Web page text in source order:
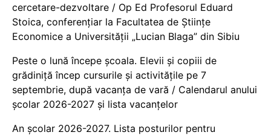
cercetare-dezvoltare / Op Ed Profesorul Eduard
Stoica, conferențiar la Facultatea de Științe
Economice a Universității „Lucian Blaga” din Sibiu
Peste o lună începe școala. Elevii și copiii de
grădiniță încep cursurile și activitățile pe 7
septembrie, după vacanța de vară / Calendarul anului
școlar 2026-2027 și lista vacanțelor
An școlar 2026-2027. Lista posturilor pentru